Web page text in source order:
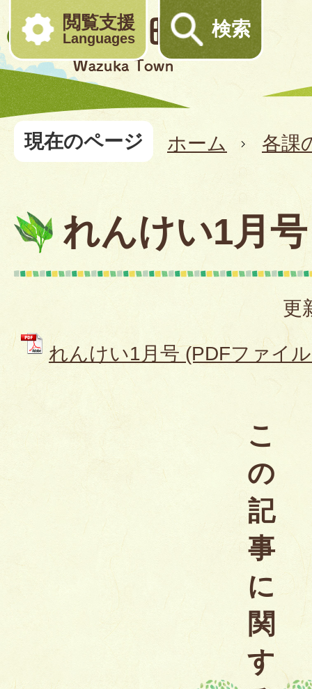
閲覧支援
Languages 検索
現在のページ ホーム 各課
れんけい1月号
更
れんけい1月号 (PDFファイ
こ
の
記
事
に
関
す